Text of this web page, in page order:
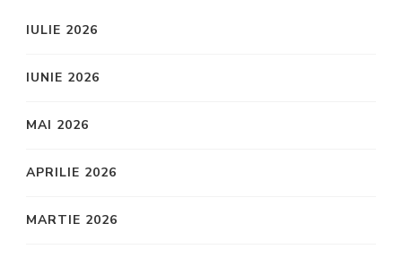
IULIE 2026
IUNIE 2026
MAI 2026
APRILIE 2026
MARTIE 2026